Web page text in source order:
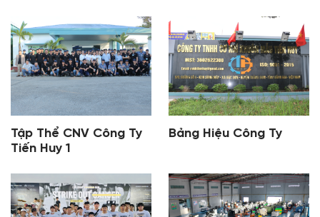
Tập Thể CNV Công Ty
Tiến Huy 1
Bảng Hiệu Công Ty